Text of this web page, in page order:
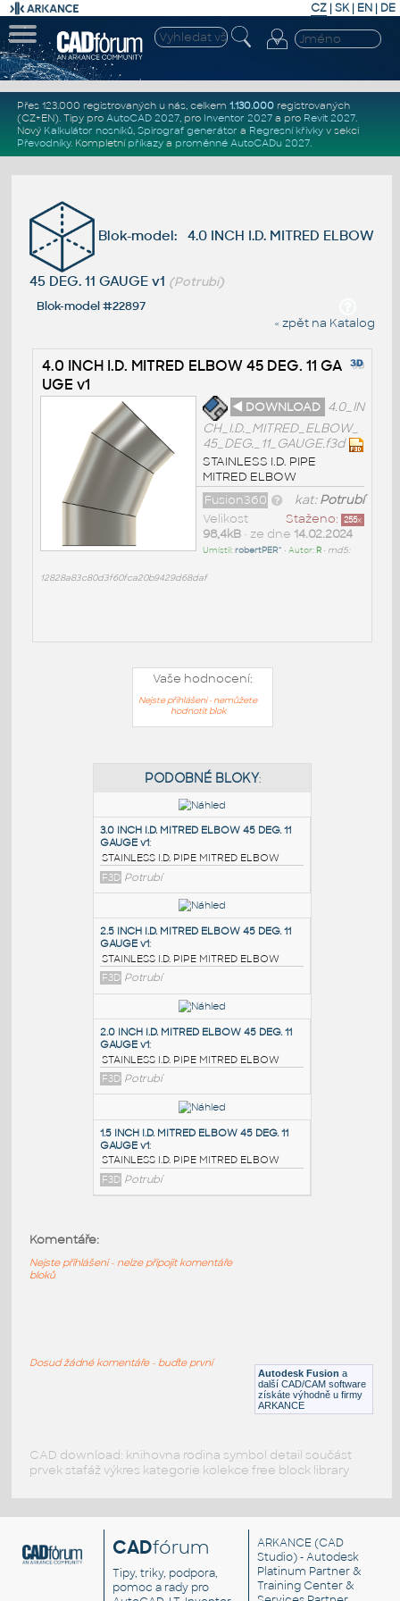
CZ | SK| EN | DE
Přes 123.000 registrovaných u nás, celkem 1.130.000registrovaných
(CZ+EN). Tipy pro AutoCAD 2027, pro Inventor 2027a pro Revit 2027.
Nový Kalkulátor nosníků, Spirograf generátor a Regresní křivkyv sekci
Převodníky. Kompletní příkazya proměnné AutoCADu 2027.
Blok-model: 4.0 INCH I.D. MITRED ELBOW
45 DEG. 11 GAUGE v1 (Potrubí)
Blok-model #22897
« zpět na Katalog
4.0 INCH I.D. MITRED ELBOW 45 DEG. 11 GA
UGE v1
◄ DOWNLOAD 4.0_IN
CH_I.D._MITRED_ELBOW_
45_DEG._11_GAUGE.f3d
STAINLESS I.D. PIPE
MITRED ELBOW
kat:Potrubí
Fusion360
Staženo: 255x
Velikost
98,4kB• ze dne 14.02.2024
Umístil:robertPER^ • Autor: R• md5:
12828a83c80d3f60fca20b9429d68daf
Vaše hodnocení:
Nejste přihlášeni - nemůžete
hodnotit blok
PODOBNÉ BLOKY:
3.0 INCH I.D. MITRED ELBOW 45 DEG. 11
GAUGE v1:
STAINLESS I.D. PIPE MITRED ELBOW
F3D Potrubí
2.5 INCH I.D. MITRED ELBOW 45 DEG. 11
STAINLESS I.D. PIPE MITRED ELBOW
F3D Potrubí
F3D Potrubí
STAINLESS I.D. PIPE MITRED ELBOW
Autodesk Fusion a
další CAD/CAM software
získáte výhodně u firmy
ARKANCE
Komentáře:
Nejste přihlášeni - nelze připojit komentáře
bloků
Dosud žádné komentáře - buďte první
CAD download: knihovna rodina symbol detail součást
prvek stafáž výkres kategorie kolekce free block library
CADfórum
Tipy, triky, podpora,
pomoc a rady pro
ARKANCE (CAD
Studio) - Autodesk
Platinum Partner &
Training Center &